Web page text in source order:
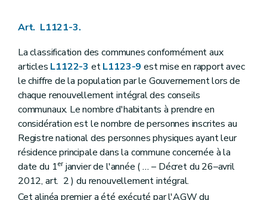
Art.
Art. L1125-9
Art. L1125-10
Art. L1125-11
Art.L1125-12
Chapitre VI Le serment
Art. L1126-1
Art. L1126-2
Art. L1126-3
Art. L1126-4
Art. L1126-5
Titre III Actes des autorités communales
Chapitre premier
Disposition générale
Art. L1131-1
Art. L1121-3.
La classification des communes conformément aux
articles L1122-3 etL1123-9 est mise en rapport avec
le chiffre de la population par le Gouvernement lors de
chaque renouvellement intégral des conseils
communaux. Le nombre d'habitants à prendre en
considération est le nombre de personnes inscrites au
Registre national des personnes physiques ayant leur
résidence principale dans la commune concernée à la
date du 1erjanvier de l'année (...– Décret du 26–avril
2012, art. 2 ) du renouvellement intégral.
Cet alinéa premier a été exécuté par l'AGW du